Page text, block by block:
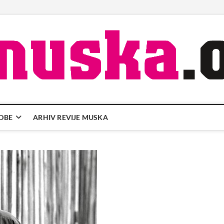
ARHIV REVIJE MUSKA